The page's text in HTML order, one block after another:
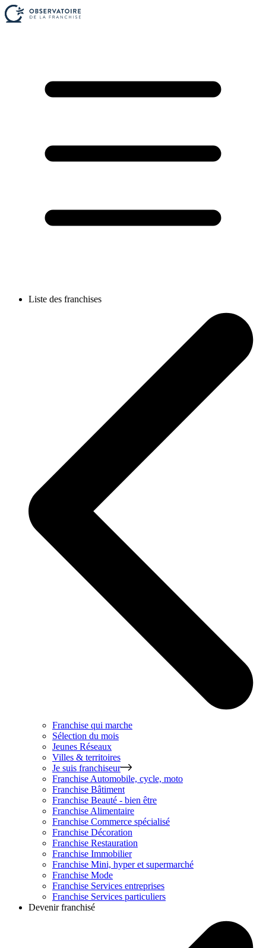
Liste des franchises
Franchise qui marche
Sélection du mois
Jeunes Réseaux
Villes & territoires
Je suis franchiseur
Franchise Automobile, cycle, moto
Franchise Bâtiment
Franchise Beauté - bien être
Franchise Alimentaire
Franchise Commerce spécialisé
Franchise Décoration
Franchise Restauration
Franchise Immobilier
Franchise Mini, hyper et supermarché
Franchise Mode
Franchise Services entreprises
Franchise Services particuliers
Devenir franchisé